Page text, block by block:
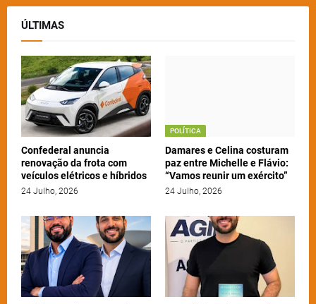
ÚLTIMAS
Confederal anuncia
renovação da frota com
veículos elétricos e híbridos
24 Julho, 2026
POLÍTICA
Damares e Celina costuram
paz entre Michelle e Flávio:
“Vamos reunir um exército”
24 Julho, 2026